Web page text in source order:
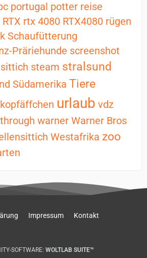
portugal potter reise
RTX rtx 4080 RTX4080 rügen
Schaufütterung
Präriehunde screenshot
sittich steam stralsund
Südamerika Tiere
urlaub vdz
warner Warner Bros
Westafrika zoo
Impressum Kontakt
SOFTWARE: WOLTLAB SUITE™